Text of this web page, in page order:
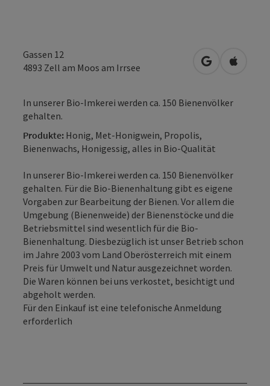
Gassen 12
4893 Zell am Moos am Irrsee in Google
in
In unserer Bio-Imkerei werden ca. 150 Bienenvölker
gehalten.
Produkte: Honig, Met-Honigwein, Propolis,
Bienenwachs, Honigessig, alles in Bio-Qualität
In unserer Bio-Imkerei werden ca. 150 Bienenvölker
gehalten. Für die Bio-Bienenhaltung gibt es eigene
Vorgaben zur Bearbeitung der Bienen. Vor allem die
Umgebung (Bienenweide) der Bienenstöcke und die
Betriebsmittel sind wesentlich für die Bio-
Bienenhaltung. Diesbezüglich ist unser Betrieb schon
im Jahre 2003 vom Land Oberösterreich mit einem
Preis für Umwelt und Natur ausgezeichnet worden.
Die Waren können bei uns verkostet, besichtigt und
abgeholt werden.
Für den Einkauf ist eine telefonische Anmeldung
erforderlich